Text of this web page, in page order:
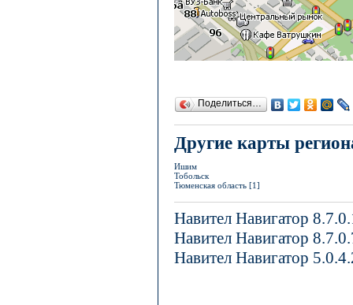
Поделиться…
Другие карты
Ишим
Тобольск
Тюменская область [1]
Навител Навигатор
Навител Навигатор
Навител Навигатор